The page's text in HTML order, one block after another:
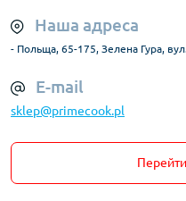
Наша адреса
- Польща, 65-175, Зелена Гура,
E-mail
sklep@primecook.pl